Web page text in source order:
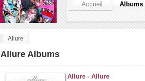
Accueil Albums
Allure
Allure Albums
Allure - Allure